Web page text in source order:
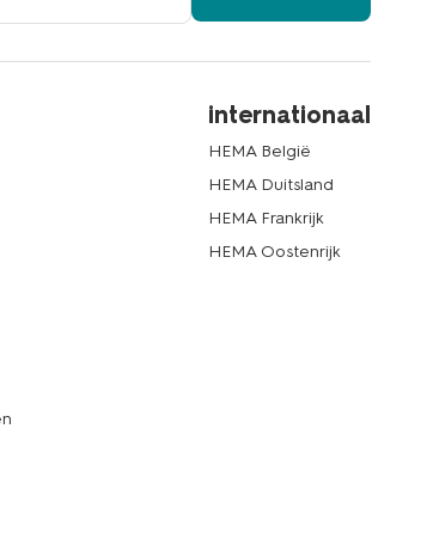
internationaal
HEMA België
HEMA Duitsland
HEMA Frankrijk
HEMA Oostenrijk